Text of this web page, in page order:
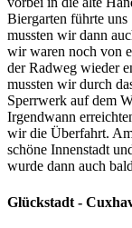
Biergarten führte
mussten wir dann
wir waren noch von
der Radweg wieder
mussten wir durch
Sperrwerk auf dem
Irgendwann
wir die Überfahrt.
schöne Innenstadt
wurde dann auch
Glückstadt -